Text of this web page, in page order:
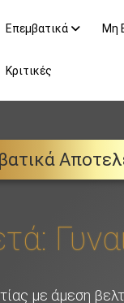
Επεμβατικά Μη
Κριτικές
με άμεση